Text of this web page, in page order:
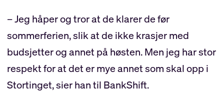
– Jeg håper og tror at de klarer de før
sommerferien, slik at de ikke krasjer med
budsjetter og annet på høsten. Men jeg har stor
respekt for at det er mye annet som skal opp i
Stortinget, sier han til BankShift.